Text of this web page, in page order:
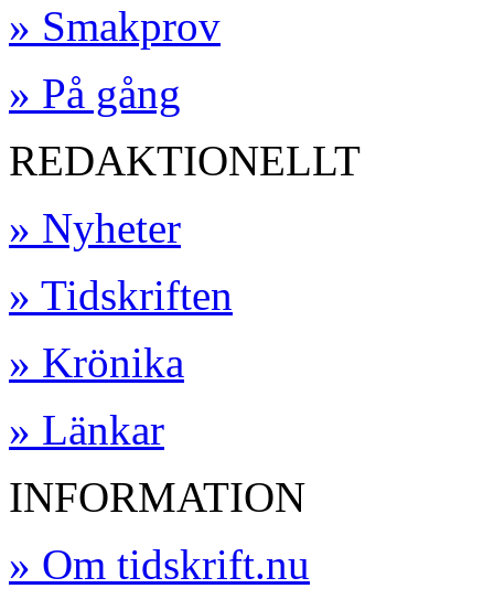
» Smakprov
» På gång
REDAKTIONELLT
» Nyheter
» Tidskriften
» Krönika
» Länkar
INFORMATION
» Om tidskrift.nu